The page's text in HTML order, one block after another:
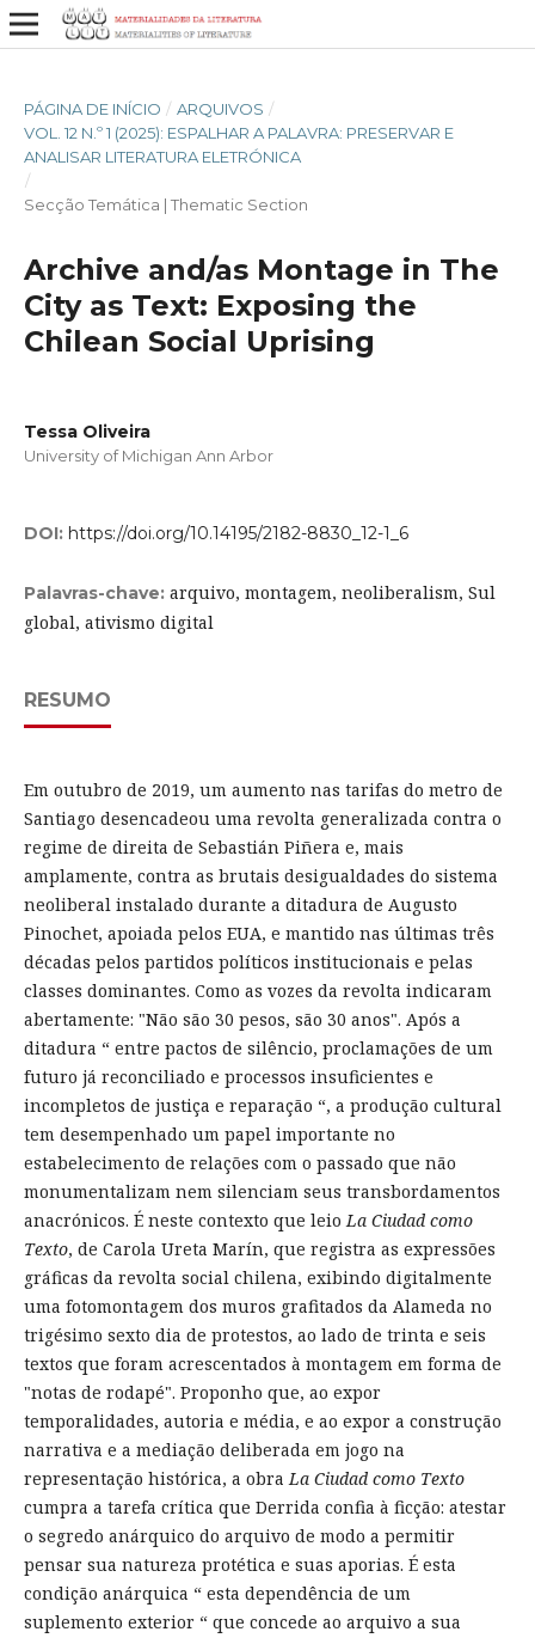
PÁGINA DE INÍCIO / ARQUIVOS /
VOL. 12 N.º 1 (2025): ESPALHAR A PALAVRA: PRESERVAR E
ANALISAR LITERATURA ELETRÓNICA
/
Secção Temática | Thematic Section
Archive and/as Montage in The
City as Text: Exposing the
Chilean Social Uprising
Tessa Oliveira
University of Michigan Ann Arbor
DOI: https://doi.org/10.14195/2182-8830_12-1_6
Palavras-chave: arquivo, montagem, neoliberalism, Sul
global, ativismo digital
RESUMO
Em outubro de 2019, um aumento nas tarifas do metro de
Santiago desencadeou uma revolta generalizada contra o
regime de direita de Sebastián Piñera e, mais
amplamente, contra as brutais desigualdades do sistema
neoliberal instalado durante a ditadura de Augusto
Pinochet, apoiada pelos EUA, e mantido nas últimas três
décadas pelos partidos políticos institucionais e pelas
classes dominantes. Como as vozes da revolta indicaram
abertamente: "Não são 30 pesos, são 30 anos". Após a
ditadura “ entre pactos de silêncio, proclamações de um
futuro já reconciliado e processos insuficientes e
incompletos de justiça e reparação “, a produção cultural
tem desempenhado um papel importante no
estabelecimento de relações com o passado que não
monumentalizam nem silenciam seus transbordamentos
anacrónicos. É neste contexto que leioLa Ciudad como
Texto, de Carola Ureta Marín, que registra as expressões
gráficas da revolta social chilena, exibindo digitalmente
uma fotomontagem dos muros grafitados da Alameda no
trigésimo sexto dia de protestos, ao lado de trinta e seis
textos que foram acrescentados à montagem em forma de
"notas de rodapé". Proponho que, ao expor
temporalidades, autoria e média, e ao expor a construção
narrativa e a mediação deliberada em jogo na
representação histórica, a obraLa Ciudad como Texto
cumpra a tarefa crítica que Derrida confia à ficção: atestar
o segredo anárquico do arquivo de modo a permitir
pensar sua natureza protética e suas aporias. É esta
condição anárquica “ esta dependência de um
suplemento exterior “ que concede ao arquivo a sua